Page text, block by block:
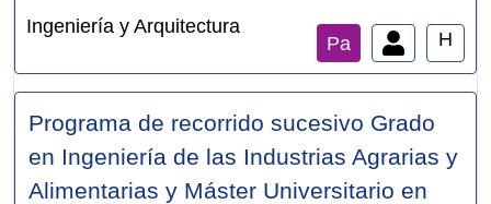
Ingeniería y Arquitectura
Pa
H
Programa de recorrido sucesivo Grado
en Ingeniería de las Industrias Agrarias y
Alimentarias y Máster Universitario en